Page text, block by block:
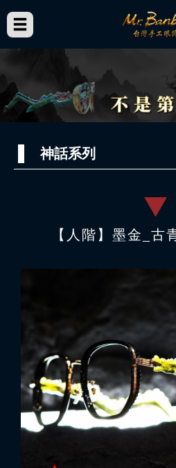
神話系列
【人階】墨金_古